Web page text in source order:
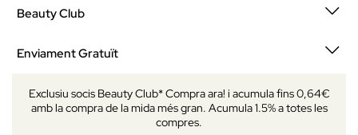
Beauty Club
Enviament Gratuït
Exclusiu socis Beauty Club* Compra ara! i acumula fins 0,64€
amb la compra de la mida més gran. Acumula 1.5% a totes les
compres.